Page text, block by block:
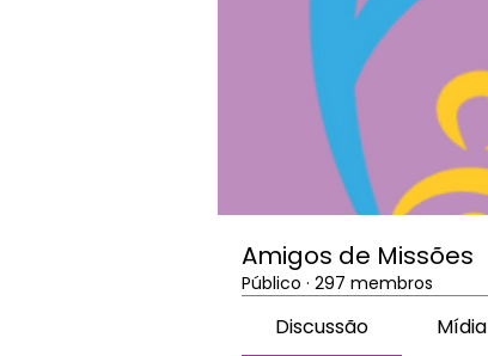
Amigos de Missões
Público · 297 membros
Discussão Mídia